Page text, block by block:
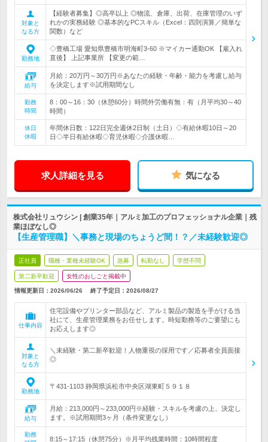
対象と
なる方
【経験者募集】◎高卒以上 ◎物流、倉庫、出荷、在庫管理のいず
れかの実務経験 ◎基本的なPCスキル（Excel：四則演算／簡単な
関数）など
勤務地
◇豊橋工場 愛知県豊橋市明海町3-60 ※マイカー通勤OK 【雇入れ
直後】 上記事業所 【変更の範…
給与
月給：20万円～30万円※あなたの経験・年齢・能力を考慮し給与
を決定します※試用期間なし
勤務
時間
8：00～16：30（休憩60分）時間外労働有無：有（月平均30～40
時間）
休日
休暇
年間休日数：122日完全週休2日制（土日）◇有給休暇10日～20
日◇半日有給休暇◇育児休暇◇介護休暇…
求人詳細を見る 気になる
株式会社リュウシン | 創業35年｜アルミ加工のプロフェッショナル企業｜残
業ほぼなし◎
【生産管理職】＼事務と現場のちょうど間！？／未経験歓迎◎
正社員 職種・業種未経験OK 急募 転勤なし 学歴不問
第二新卒歓迎 女性のおしごと掲載中
情報更新日：2026/06/26 終了予定日： 2026/08/27
仕事内容
住宅設備やプリンター部品など、アルミ製品の製造を手がける当
社にて、生産管理業務をお任せします。時短勤務等のご要望にも
お応えします◎
対象と
なる方
＼未経験・第二新卒歓迎！人物重視の採用です／応募者全員面接
◎
勤務地
〒431-1103 静岡県浜松市中央区湖東町５９１８
給与
月給：213,000円～233,000円※経験・スキルを考慮の上、決定し
ます。※試用期間3ヶ月（条件変更なし）
勤務
8:15～17:15（休憩75分）※月平均残業時間：10時間程度